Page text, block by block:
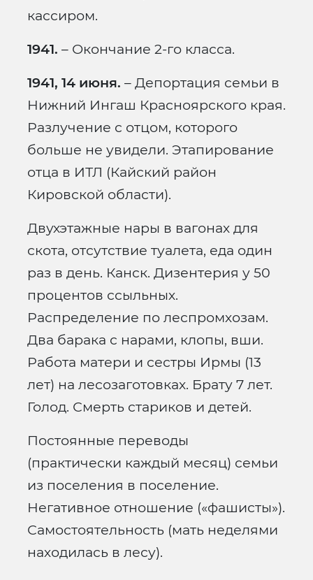
кассиром.
1941. – Окончание 2-го класса.
1941, 14 июня. – Депортация семьи в
Нижний Ингаш Красноярского края.
Разлучение с отцом, которого
больше не увидели. Этапирование
отца в ИТЛ (Кайский район
Кировской области).
Двухэтажные нары в вагонах для
скота, отсутствие туалета, еда один
раз в день. Канск. Дизентерия у 50
процентов ссыльных.
Распределение по леспромхозам.
Два барака с нарами, клопы, вши.
Работа матери и сестры Ирмы (13
лет) на лесозаготовках. Брату 7 лет.
Голод. Смерть стариков и детей.
Постоянные переводы
(практически каждый месяц) семьи
из поселения в поселение.
Негативное отношение («фашисты»).
Самостоятельность (мать неделями
находилась в лесу).